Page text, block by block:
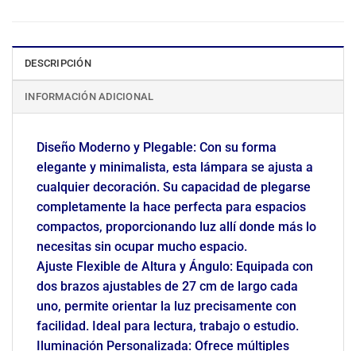
DESCRIPCIÓN
INFORMACIÓN ADICIONAL
Diseño Moderno y Plegable: Con su forma
elegante y minimalista, esta lámpara se ajusta a
cualquier decoración. Su capacidad de plegarse
completamente la hace perfecta para espacios
compactos, proporcionando luz allí donde más lo
necesitas sin ocupar mucho espacio.
Ajuste Flexible de Altura y Ángulo: Equipada con
dos brazos ajustables de 27 cm de largo cada
uno, permite orientar la luz precisamente con
facilidad. Ideal para lectura, trabajo o estudio.
Iluminación Personalizada: Ofrece múltiples